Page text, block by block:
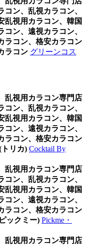
ン、乱視カラコン、
乱視用カラコン、韓国
ン、遠視カラコン、
ラコン、格安カラコン
ラコン グリーンコス
乱視用カラコン専門店
ン、乱視カラコン、
乱視用カラコン、韓国
ン、遠視カラコン、
ラコン、格安カラコン
リカ) Cocktail By
乱視用カラコン専門店
ン、乱視カラコン、
乱視用カラコン、韓国
ン、遠視カラコン、
ラコン、格安カラコン
ックミー) Pickme・
乱視用カラコン専門店